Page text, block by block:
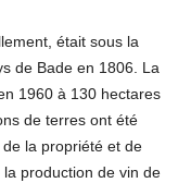
était sous la
de Bade en 1806. La
1960 à 130 hectares
de terres ont été
la propriété et de
production de vin de